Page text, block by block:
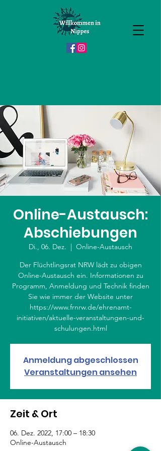
Online-Austausch:
Abschiebungen
Di., 06. Dez.
  |
Online-Austausch
Der Flüchtlingsrat NRW lädt zu obigen
Online-Austausch ein. Informationen zu
Programm, Anmeldung und Technik finden
Sie wie immer der Website unter
https://www.frnrw.de/ehrenamt-
initiativen/aktuelle-veranstaltungen-und-
schulungen.html
Anmeldung abgeschlossen
Veranstaltungen ansehen
Zeit & Ort
06. Dez. 2022, 17:00 – 18:30
Online-Austausch